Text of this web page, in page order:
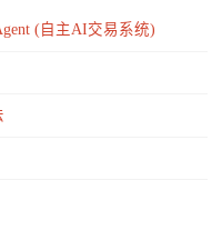
(自主AI交易系统)